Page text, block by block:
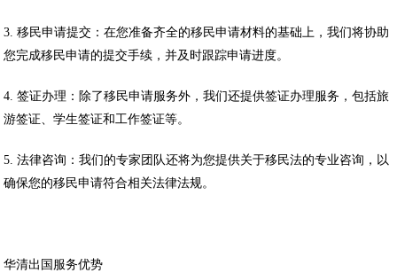
3. 移民申请提交：在您准备齐全的移民申请材料的基础上，我们将协助
您完成移民申请的提交手续，并及时跟踪申请进度。
4. 签证办理：除了移民申请服务外，我们还提供签证办理服务，包括旅
游签证、学生签证和工作签证等。
5. 法律咨询：我们的专家团队还将为您提供关于移民法的专业咨询，以
确保您的移民申请符合相关法律法规。
华清出国服务优势